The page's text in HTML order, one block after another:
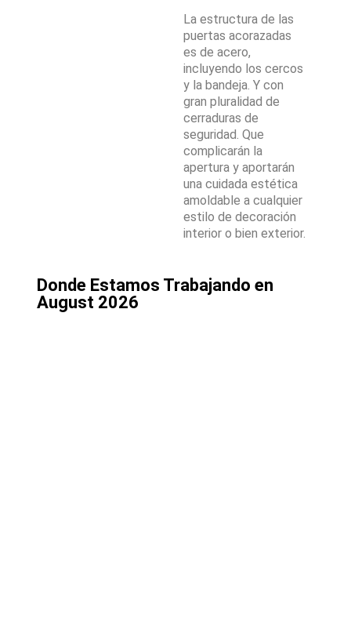
La estructura de las
puertas acorazadas
es de acero,
incluyendo los cercos
y la bandeja. Y con
gran pluralidad de
cerraduras de
seguridad. Que
complicarán la
apertura y aportarán
una cuidada estética
amoldable a cualquier
estilo de decoración
interior o bien exterior.
Donde Estamos Trabajando en
August 2026